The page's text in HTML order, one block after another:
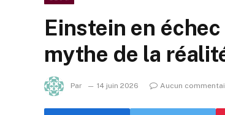
Einstein en
mythe de la
Par 14 juin 2026 Aucun